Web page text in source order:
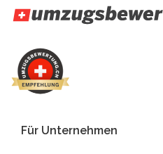
Für Unternehmen